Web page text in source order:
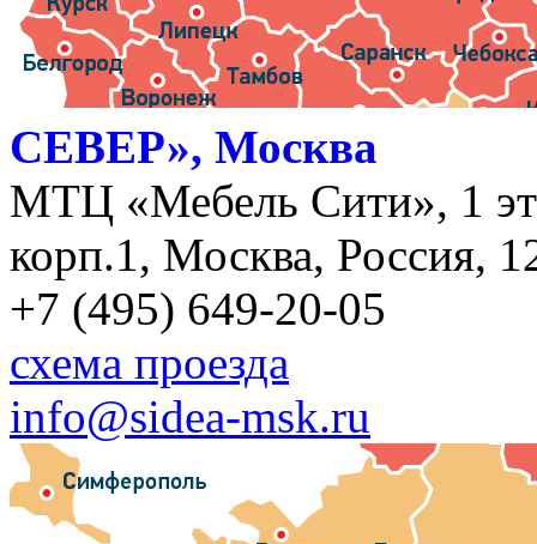
СЕВЕР», Москва
МТЦ «Мебель Сити», 1
корп.1, Москва, Россия,
+7 (495) 649-20-05
схема проезда
info@sidea-msk.ru